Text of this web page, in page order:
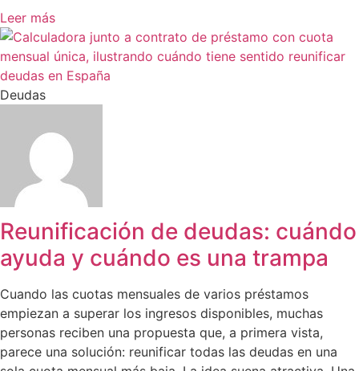
Leer más
Deudas
Reunificación de deudas: cuándo
ayuda y cuándo es una trampa
Cuando las cuotas mensuales de varios préstamos
empiezan a superar los ingresos disponibles, muchas
personas reciben una propuesta que, a primera vista,
parece una solución: reunificar todas las deudas en una
Ley de Segunda Oportunidad
para empresas
Si eres administrador de una sociedad mercantil y las
deudas del negocio se han vuelto imposibles de asumir, la
Ley de Segunda Oportunidad para empresasy